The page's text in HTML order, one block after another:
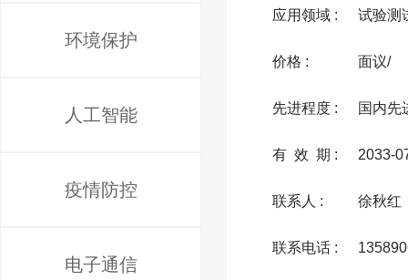
环境保护
人工智能
疫情防控
电子通信
应用领域 : 试验测
价格 : 面议/
先进程度 : 国内先
有 效 期 : 2033-
联系人 : 徐秋红
联系电话 :